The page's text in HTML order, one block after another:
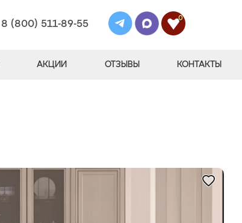
8 (800) 511-89-55
0
АКЦИИ ОТЗЫВЫ КОНТАКТЫ